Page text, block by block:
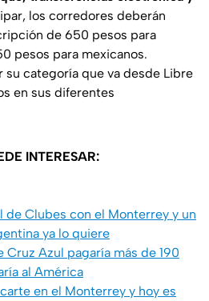
los corredores deberán
de 650 pesos para
pesos para mexicanos.
su categoría que va desde Libre
en sus diferentes
INTERESAR:
de Clubes con el Monterrey y un
ya lo quiere
Cruz Azul pagaría más de 190
al América
en el Monterrey y hoy es